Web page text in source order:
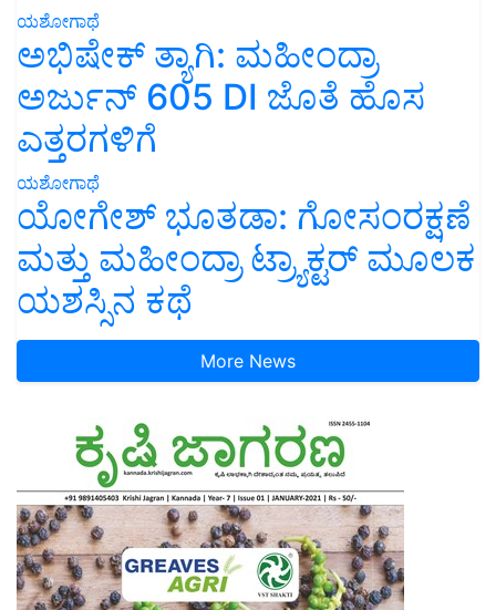
ಯಶೋಗಾಥೆ
ಅಭಿಷೇಕ್ ತ್ಯಾಗಿ: ಮಹೀಂದ್ರಾ
ಅರ್ಜುನ್ 605 DI ಜೊತೆ ಹೊಸ
ಎತ್ತರಗಳಿಗೆ
ಯಶೋಗಾಥೆ
ಯೋಗೇಶ್ ಭೂತಡಾ: ಗೋಸಂರಕ್ಷಣೆ
ಮತ್ತು ಮಹೀಂದ್ರಾ ಟ್ರ್ಯಾಕ್ಟರ್ ಮೂಲಕ
ಯಶಸ್ಸಿನ ಕಥೆ
More News